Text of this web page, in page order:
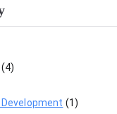
(4)
Development (1)